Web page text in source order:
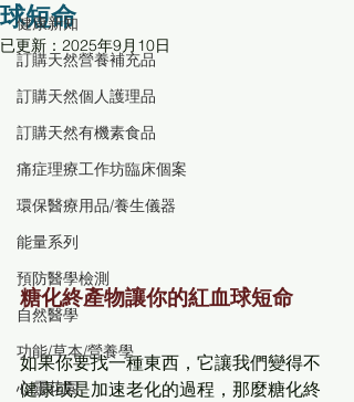
健康新知
訂購天然營養補充品
訂購天然個人護理品
訂購天然有機素食品
痛症理療工作坊臨床個案
環保醫療用品/養生儀器
能量系列
預防醫學檢測
自然醫學
功能/草本/營養學
心靈花園
球短命
已更新： 2025年9月10日
糖化終產物讓你的紅血球短命
如果你要找一種東西，它讓我們變得不
健康或是加速老化的過程，那麼糖化終